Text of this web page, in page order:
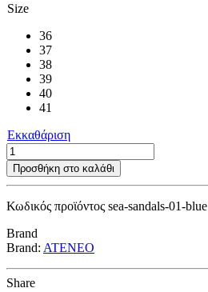
Size
36
37
38
39
40
41
Εκκαθάριση
Sea
Sandals
01
ποσότητα
Προσθήκη στο καλάθι
Κωδικός προϊόντος sea-sandals-01-blue
Brand
Brand: ATENEO
Share